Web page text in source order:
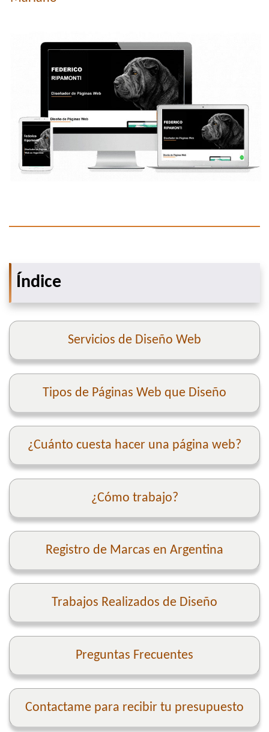
Índice
Servicios de Diseño Web
Tipos de Páginas Web que Diseño
¿Cuánto cuesta hacer una página web?
¿Cómo trabajo?
Registro de Marcas en Argentina
Trabajos Realizados de Diseño
Preguntas Frecuentes
Contactame para recibir tu presupuesto